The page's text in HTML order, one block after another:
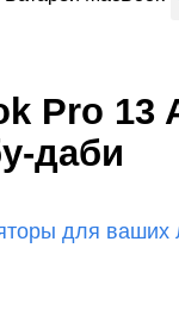
Pro 13
даби
для